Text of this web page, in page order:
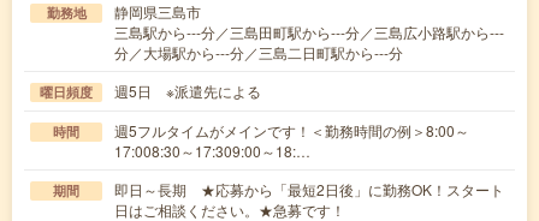
勤務地
静岡県三島市
三島駅から---分／三島田町駅から---分／三島広小路駅から---
分／大場駅から---分／三島二日町駅から---分
曜日頻度 週5日 ※派遣先による
時間
週5フルタイムがメインです！＜勤務時間の例＞8:00～
17:008:30～17:309:00～18:…
期間
即日～長期 ★応募から「最短2日後」に勤務OK！スタート
日はご相談ください。★急募です！